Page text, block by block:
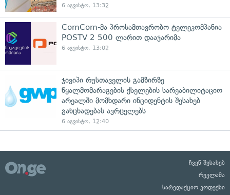
6 აგვისტო, 13:32
ComCom-მა პროსამთავრობო ტელეკომპანია
POSTV 2 500 ლარით დააჯარიმა
6 აგვისტო, 13:02
ჯივიპი რუსთაველის გამზირზე
წყალმომარაგების ქსელების სარეაბილიტაციო
არეალში მომხდარი ინციდენტის შესახებ
განცხადებას ავრცელებს
6 აგვისტო, 12:40
ჩვენ შესახებ
რეკლამა
სარედაქციო კოდექსი